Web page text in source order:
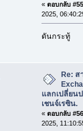
« ตอบกลับ
2025,
ดันกระทู้
Re: ส
แลกเปลี่ยน
เชนจ์เรซิน.
« ตอบกลับ
2025,